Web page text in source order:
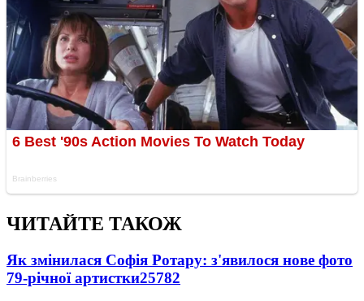
ЧИТАЙТЕ ТАКОЖ
Як змінилася Софія Ротару: з'явилося нове фото
79-річної артистки25782